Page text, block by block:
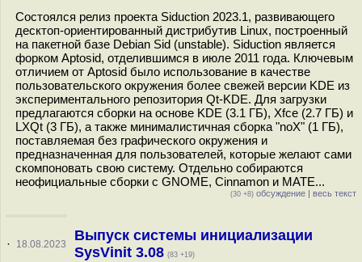
Состоялся релиз проекта Siduction 2023.1, развивающего
десктоп-ориентированный дистрибутив Linux, построенный
на пакетной базе Debian Sid (unstable). Siduction является
форком Aptosid, отделившимся в июле 2011 года. Ключевым
отличием от Aptosid было использование в качестве
пользовательского окружения более свежей версии KDE из
экспериментального репозитория Qt-KDE. Для загрузки
предлагаются сборки на основе KDE (3.1 ГБ), Xfce (2.7 ГБ) и
LXQt (3 ГБ), а также минималистичная сборка "noX" (1 ГБ),
поставляемая без графического окружения и
предназначенная для пользователей, которые желают сами
скомпоновать свою систему. Отдельно собираются
неофициальные сборки с GNOME, Cinnamon и MATE...
(30 +8) обсуждение | весь текст
· 18.08.2023
Выпуск системы инициализации
SysVinit 3.08 (83 +19)